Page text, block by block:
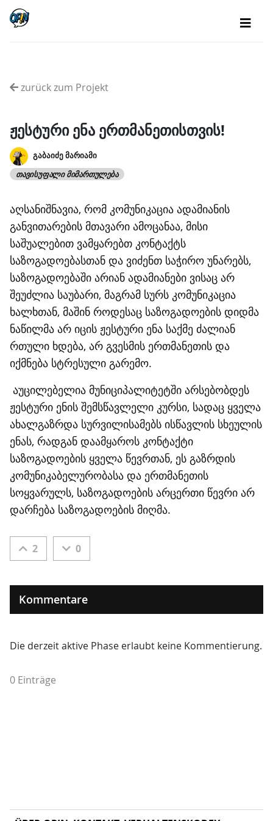
zurück zum Projekt
ჟესტური ენა ერთმანეთისთვის!
გაბაიძე მარიამი
ᲗᲐᲕᲘᲡᲣᲤᲐᲚᲘ ᲛᲘᲛᲐᲠᲗᲣᲚᲔᲑᲐ
აღსანიშნავია, რომ კომუნიკაცია ადამიანის
განვითარების მთავარი ამოცანაა, მისი
საშუალებით ვამყარებთ კონტაქტს
საზოგადოებასთან და ვიძენთ საჭირო უნარებს,
საზოგადოებაში არიან ადამიანები ვისაც არ
შეუძლია საუბარი, მაგრამ სურს კომუნიკაცია
ხალხთან, მაშინ როდესაც საზოგადოების დიდმა
ნაწილმა არ იცის ჟესტური ენა საქმე ძალიან
რთული ხდება, არ გვესმის ერთმანეთის და
იქმნება სტრესული გარემო.
აუცილებელია მუნიციპალიტეტში არსებობდეს
ჟესტური ენის შემსწავლელი კურსი, სადაც ყველა
ახალგაზრდა სურვილისამებს ისწავლის სხეულის
ენას, რადგან დაამყაროს კონტაქტი
საზოგადოების ყველა წევრთან, ეს გაზრდის
კომუნიკაბელურობასა და ერთმანეთის
სოყვარულს, საზოგადოების არცერთი წევრი არ
დარჩება საზოგადოების მიღმა.
2 0
Kommentare
Die derzeit aktive Phase erlaubt keine Kommentierung.
0 Einträge